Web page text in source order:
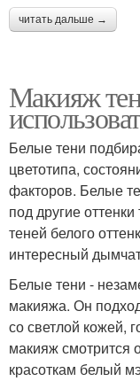
читать дальше →
Макияж
Белые тени
цветотипа,
факторов. Белые
под другие
теней белого
интересный
Белые тени -
макияжа. Он
со светлой кожей,
макияж смотрится
красоткам белый